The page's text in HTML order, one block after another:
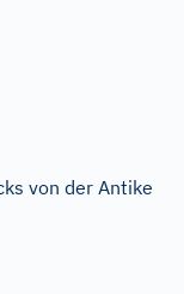
von der Antike